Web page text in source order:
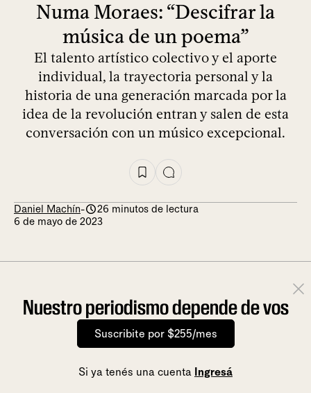
Numa Moraes: “Descifrar la
música de un poema”
El talento artístico colectivo y el aporte
individual, la trayectoria personal y la
historia de una generación marcada por la
idea de la revolución entran y salen de esta
conversación con un músico excepcional.
Daniel Machín-
26 minutos de lectura
6 de mayo de 2023
Nuestro periodismo depende de vos
Suscribite por $255/mes
Si ya tenés una cuenta Ingresá